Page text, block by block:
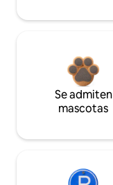
Se admiten
mascotas